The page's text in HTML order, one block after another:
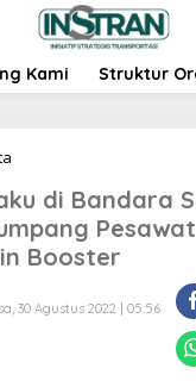
Kami Struktur
d
a
h
B
r
di Bandara
Booster
30 Agustus 2022 | 05:56